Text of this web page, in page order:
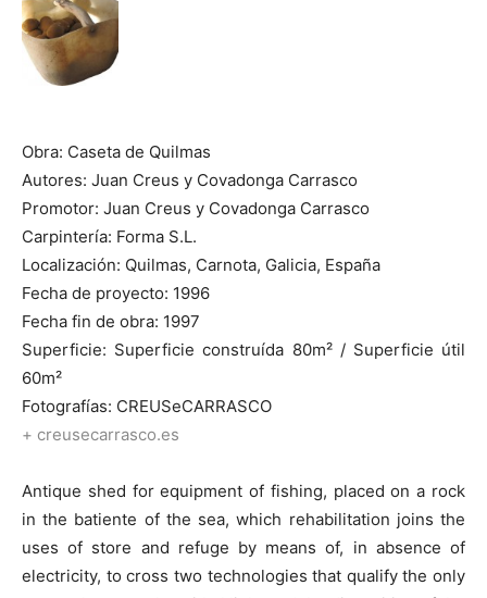
Obra: Caseta de Quilmas
Autores: Juan Creus y Covadonga Carrasco
Promotor: Juan Creus y Covadonga Carrasco
Carpintería: Forma S.L.
Localización: Quilmas, Carnota, Galicia, España
Fecha de proyecto: 1996
Fecha fin de obra: 1997
Superficie: Superficie construída 80m² / Superficie útil
60m²
Fotografías: CREUSeCARRASCO
+ creusecarrasco.es
Antique shed for equipment of fishing, placed on a rock
in the batiente of the sea, which rehabilitation joins the
uses of store and refuge by means of, in absence of
electricity, to cross two technologies that qualify the only